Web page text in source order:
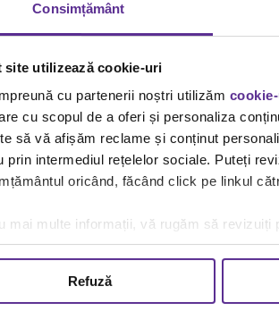
Consimțământ
site utilizează cookie-uri
cu partenerii noștri utilizăm
cu scopul de a oferi și personaliza
să vă afișăm reclame și conținut
prin intermediul rețelelor sociale. Puteți
oricând, făcând click pe linkul
mai multe informații, vă rugăm să revizuiți
Refuză